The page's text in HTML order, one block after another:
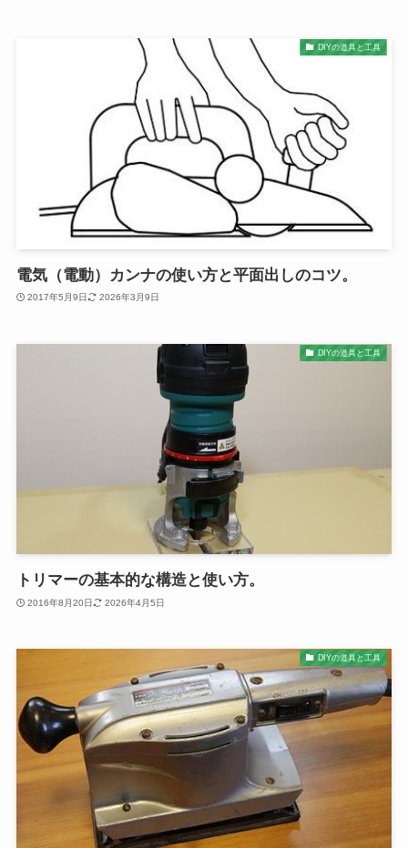
DIYの道具と工具
電気（電動）カンナの使い方と平面出しのコツ。
2017年5月9日 2026年3月9日
DIYの道具と工具
トリマーの基本的な構造と使い方。
2016年8月20日 2026年4月5日
DIYの道具と工具